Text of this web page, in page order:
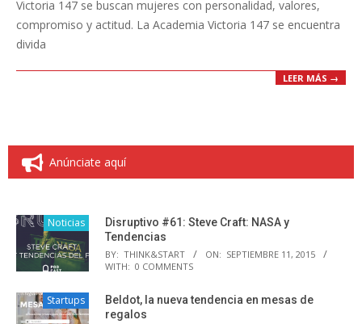
Victoria 147 se buscan mujeres con personalidad, valores,
compromiso y actitud. La Academia Victoria 147 se encuentra
divida
LEER MÁS →
Anúnciate aquí
Noticias
Disruptivo #61: Steve Craft: NASA y
Tendencias
BY: THINK&START ON: SEPTIEMBRE 11, 2015
WITH: 0 COMMENTS
Startups
Beldot, la nueva tendencia en mesas de
regalos